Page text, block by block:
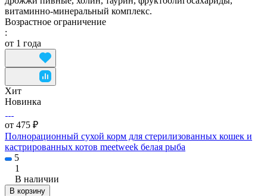
витаминно-минеральный комплекс.
Возрастное ограничение
:
от 1 года
Хит
Новинка
от 475 ₽
Полнорационный сухой корм для стерилизованных кошек и
кастрированных котов meetweek белая рыба
5
1
В наличии
В корзину